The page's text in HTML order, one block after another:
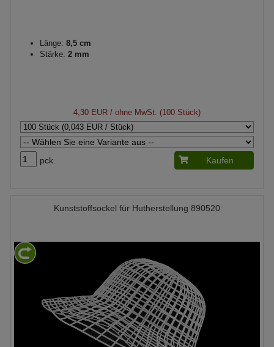
Länge: 8,5 cm
Stärke: 2 mm
4,30 EUR / ohne MwSt. (100 Stück)
pck. Kaufen
Kunststoffsockel für Hutherstellung 890520